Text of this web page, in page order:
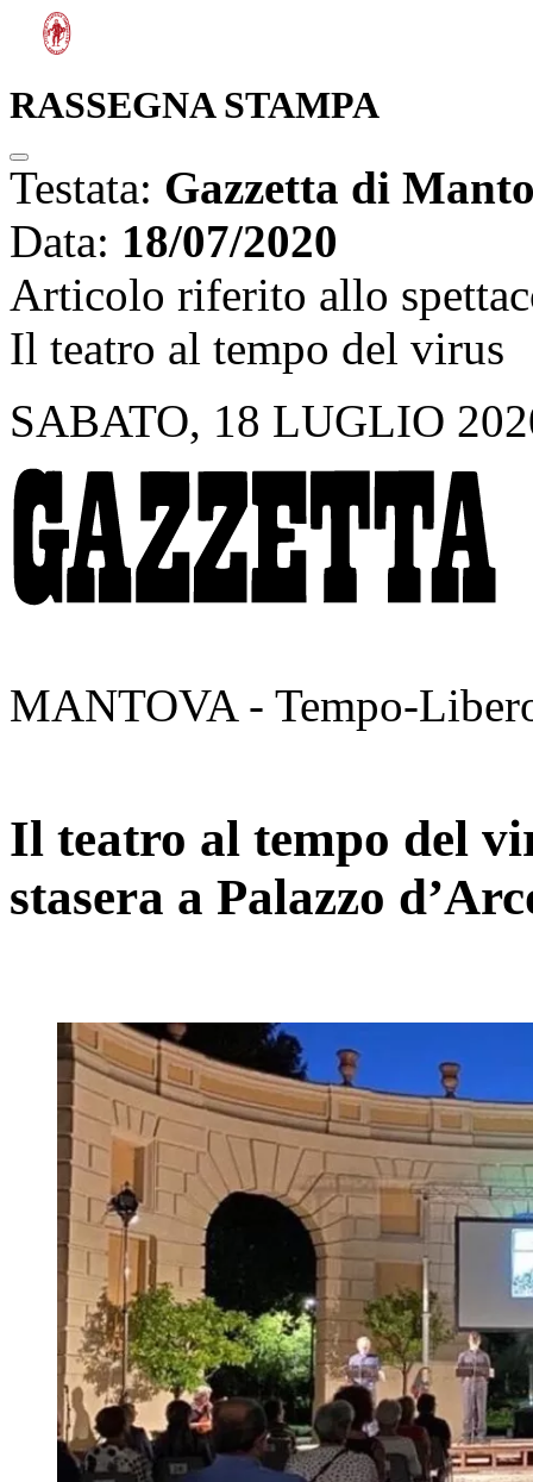
RASSEGNA STAMPA
Testata: Gazzetta di
Data: 18/07/2020
Articolo riferito allo
Il teatro al tempo del virus
SABATO, 18 LUGLIO
MANTOVA - Tempo-
Il teatro al tempo del
stasera a Palazzo